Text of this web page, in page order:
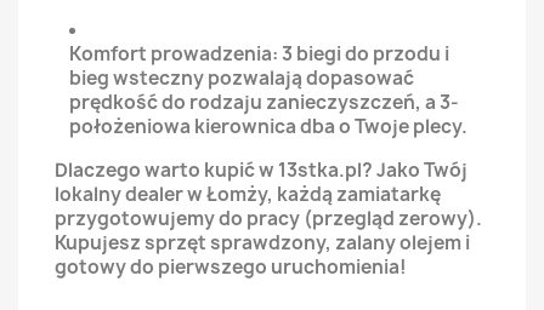
Komfort prowadzenia: 3 biegi do przodu i
bieg wsteczny pozwalają dopasować
prędkość do rodzaju zanieczyszczeń, a 3-
położeniowa kierownica dba o Twoje plecy.
Dlaczego warto kupić w 13stka.pl? Jako Twój
lokalny dealer w Łomży, każdą zamiatarkę
przygotowujemy do pracy (przegląd zerowy).
Kupujesz sprzęt sprawdzony, zalany olejem i
gotowy do pierwszego uruchomienia!